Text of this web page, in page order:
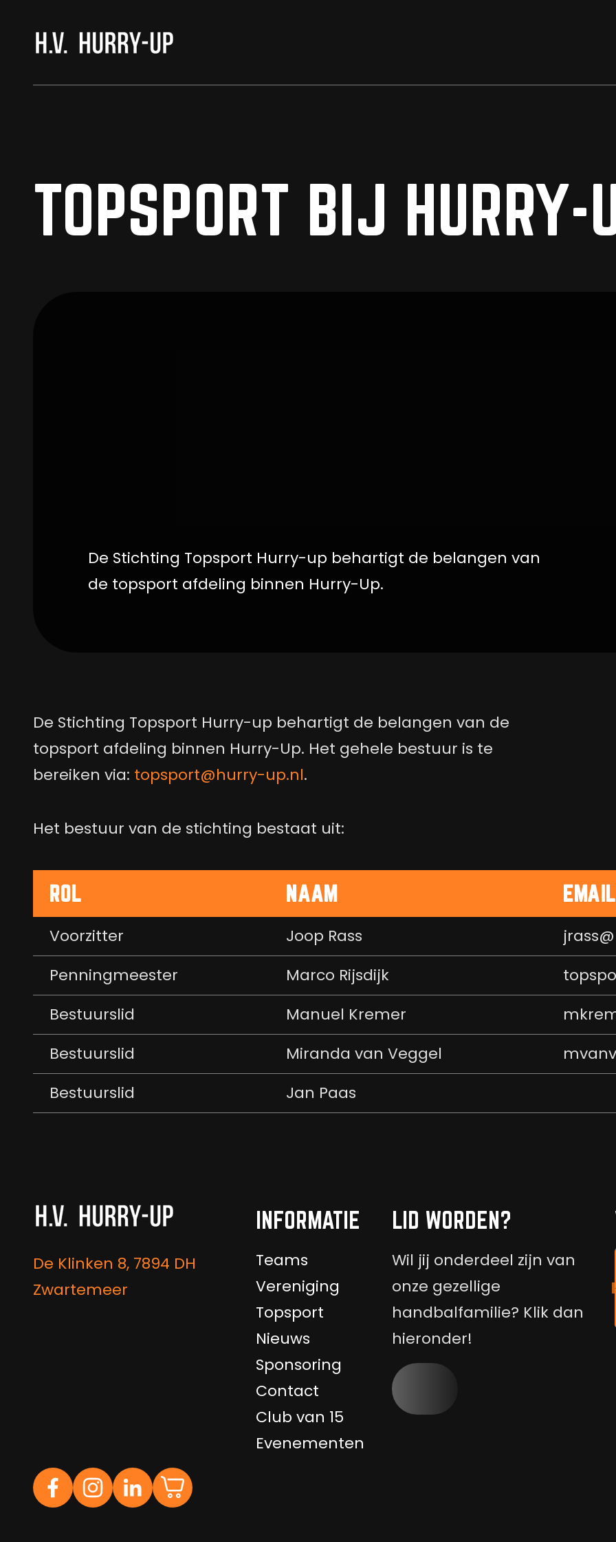
TOPSPORT BIJ HURRY-
De Stichting Topsport Hurry-up behartigt de belangen van
de topsport afdeling binnen Hurry-Up.
De Stichting Topsport Hurry-up behartigt de belangen van de
topsport afdeling binnen Hurry-Up. Het gehele bestuur is te
bereiken via: topsport@hurry-up.nl.
Het bestuur van de stichting bestaat uit:
ROL NAAM EMAIL
Voorzitter Joop Rass
Penningmeester
Marco Rijsdijk
Bestuurslid
Manuel Kremer
Bestuurslid
Miranda van Veggel
Bestuurslid
Jan Paas
De Klinken 8, 7894 DH
Zwartemeer
INFORMATIE
Teams
Vereniging
Topsport
Nieuws
Sponsoring
Contact
Club van 15
Evenementen
LID WORDEN?
Wil jij onderdeel zijn van
onze gezellige
handbalfamilie? Klik dan
hieronder!